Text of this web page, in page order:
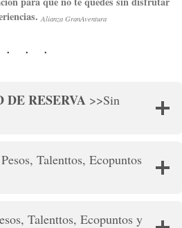
Alianza GranAventura
RESERVA >>Sin
Talenttos, Ecopuntos
Talenttos, Ecopuntos y